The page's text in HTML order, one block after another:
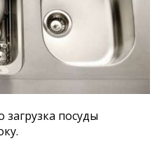
посуды